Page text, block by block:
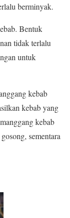
berminyak.
Bentuk
tidak terlalu
untuk
kebab
kebab yang
kebab
sementara